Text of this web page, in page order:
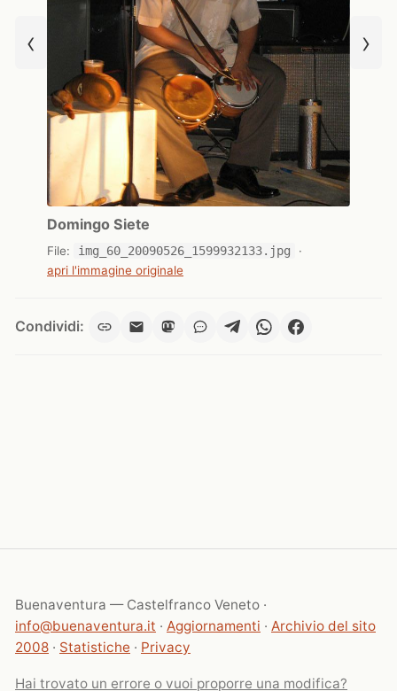
‹
Domingo Siete
File: img_60_20090526_1599932133.jpg
·
apri l'immagine originale
›
Condividi:
Buenaventura — Castelfranco Veneto ·
info@buenaventura.it · Aggiornamenti · Archivio del sito
2008 · Statistiche · Privacy
Hai trovato un errore o vuoi proporre una modifica?